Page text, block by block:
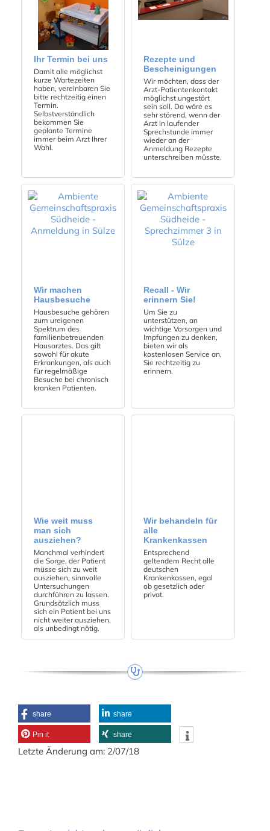
Ihr Termin bei uns
Damit alle möglichst
kurze Wartezeiten
haben, vereinbaren Sie
bitte rechtzeitig einen
Termin.
Selbstverständlich
bekommen Sie
geplante Termine
immer beim Arzt Ihrer
Wahl.
Rezepte und
Bescheinigungen
Wir möchten, dass der
Arzt-Patientenkontakt
möglichst ungestört
sein soll. Da wäre es
sehr störend, wenn der
Arzt in laufender
Sprechstunde immer
wieder an der
Anmeldung Rezepte
unterschreiben müsste.
Wir machen
Hausbesuche
Hausbesuche gehören
zum ureigenen
Spektrum des
familienbetreuenden
Hausarztes. Das gilt
sowohl für akute
Erkrankungen, als auch
für regelmäßige
Besuche bei chronisch
kranken Patienten.
Recall - Wir
erinnern Sie!
Um Sie zu
unterstützen, an
wichtige Vorsorgen und
Impfungen zu denken,
bieten wir als
kostenlosen Service an,
Sie rechtzeitig zu
erinnern.
Wie weit muss
man sich
ausziehen?
Manchmal verhindert
die Sorge, der Patient
müsse sich zu weit
ausziehen, sinnvolle
Untersuchungen
durchführen zu lassen.
Grundsätzlich muss
sich ein Patient bei uns
nicht weiter ausziehen,
als unbedingt nötig.
Wir behandeln für
alle
Krankenkassen
Entsprechend
geltendem Recht alle
deutschen
Krankenkassen, egal
ob gesetzlich oder
privat.
share share
Pin it share
Letzte Änderung am: 2/07/18